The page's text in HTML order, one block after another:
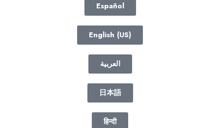
Español
English (US)
العربية
日本語
हिन्दी